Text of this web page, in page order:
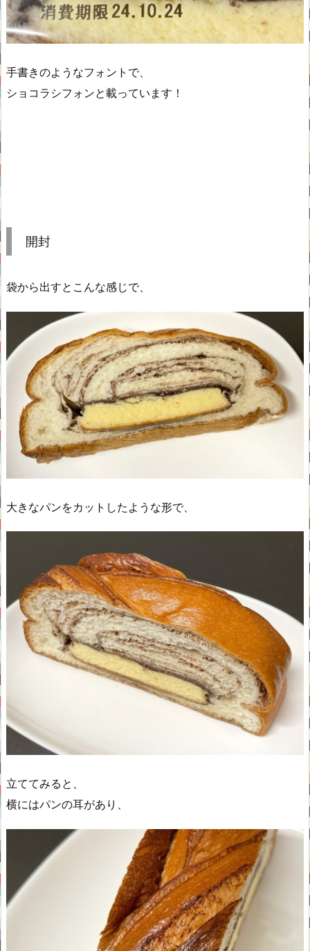
手書きのようなフォントで、
ショコラシフォンと載っています！
開封
袋から出すとこんな感じで、
大きなパンをカットしたような形で、
立ててみると、
横にはパンの耳があり、